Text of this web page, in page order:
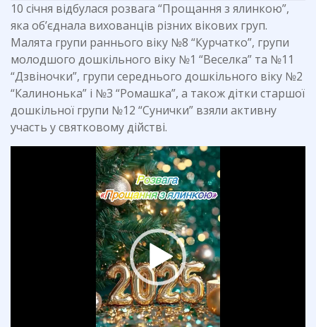
10 січня відбулася розвага “Прощання з ялинкою”,
яка об’єднала вихованців різних вікових груп.
Малята групи раннього віку №8 “Курчатко”, групи
молодшого дошкільного віку №1 “Веселка” та №11
“Дзвіночки”, групи середнього дошкільного віку №2
“Калинонька” і №3 “Ромашка”, а також дітки старшої
дошкільної групи №12 “Сунички” взяли активну
участь у святковому дійстві.